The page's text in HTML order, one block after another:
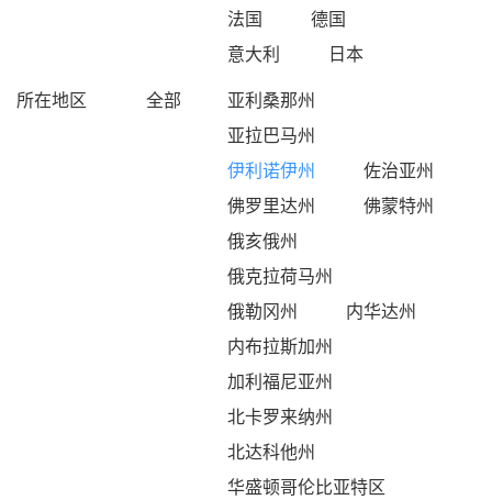
法国
德国
意大利
日本
所在地区
全部
亚利桑那州
亚拉巴马州
伊利诺伊州
佐治亚州
佛罗里达州
佛蒙特州
俄亥俄州
俄克拉荷马州
俄勒冈州
内华达州
内布拉斯加州
加利福尼亚州
北卡罗来纳州
北达科他州
华盛顿哥伦比亚特区